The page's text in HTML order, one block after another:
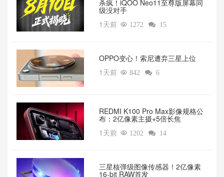
杀疯！iQOO Neo11至尊版屏幕同
级没对手
1天前  1272  15
OPPO变心！索尼遭弃三星上位‌
1天前  842  6
REDMI K100 Pro Max影像规格公
布：2亿像素主摄+5倍长焦
1天前  1202  14
三星核弹级图像传感器！2亿像素
16-bit RAW首发